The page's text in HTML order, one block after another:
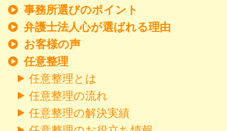
事務所選びのポイント
弁護士法人心が選ばれる理由
お客様の声
任意整理
任意整理とは
任意整理の流れ
任意整理の解決実績